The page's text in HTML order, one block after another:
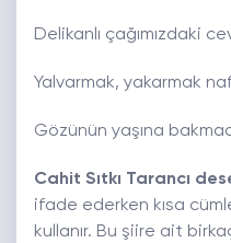
Delikanlı çağımızdaki
Yalvarmak, yakarmak
Gözünün yaşına
Cahit Sıtkı Tarancı
ifade ederken kısa
kullanır. Bu şiire ait